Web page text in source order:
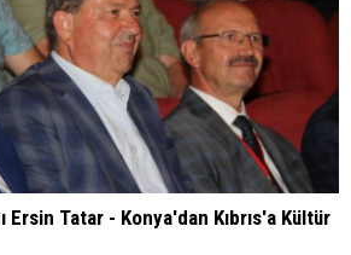
Ersin Tatar - Konya'dan Kıbrıs'a Kültür